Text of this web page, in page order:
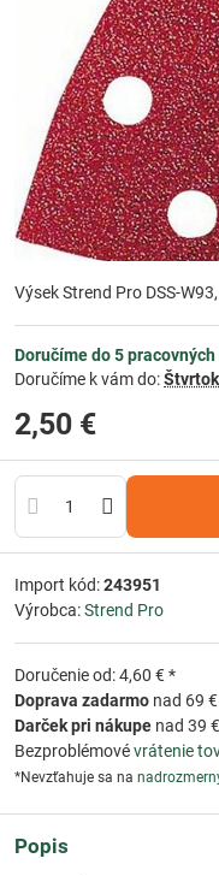
Výsek Strend Pro DSS-
Doručíme do 5
Doručíme k vám do:Štvrtok
2,50 €
Import kód:243951
Výrobca:Strend Pro
Doručenie od: 4,60 € *
Doprava zadarmo nad 69 €
Darček pri nákupe nad 39 €
Bezproblémovévrátenie
*Nevzťahuje sa na
Popis